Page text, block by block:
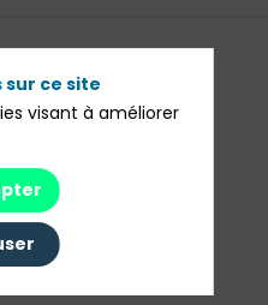
sur ce site
visant à améliorer